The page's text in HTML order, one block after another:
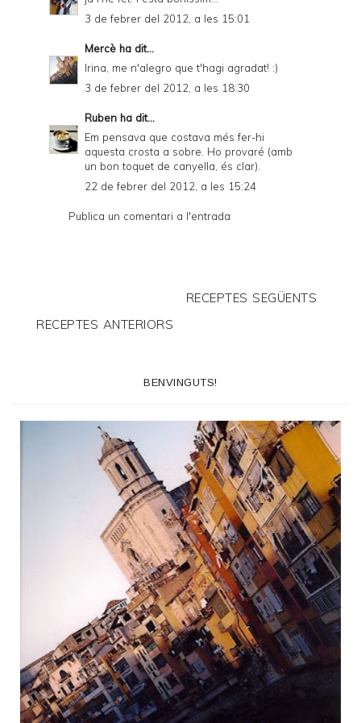
3 de febrer del 2012, a les 15:01
Mercè ha dit...
Irina, me n'alegro que t'hagi agradat! :)
3 de febrer del 2012, a les 18:30
Ruben ha dit...
Em pensava que costava més fer-hi
aquesta crosta a sobre. Ho provaré (amb
un bon toquet de canyella, és clar).
22 de febrer del 2012, a les 15:24
Publica un comentari a l'entrada
RECEPTES SEGÜENTS
RECEPTES ANTERIORS
BENVINGUTS!